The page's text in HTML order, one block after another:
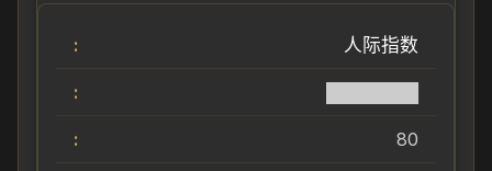
人际指数
80